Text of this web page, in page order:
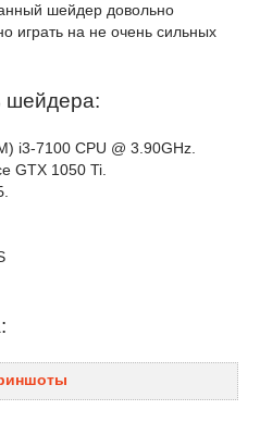
шейдер довольно
играть на не очень сильных
шейдера:
i3-7100 CPU @ 3.90GHz.
GTX 1050 Ti.